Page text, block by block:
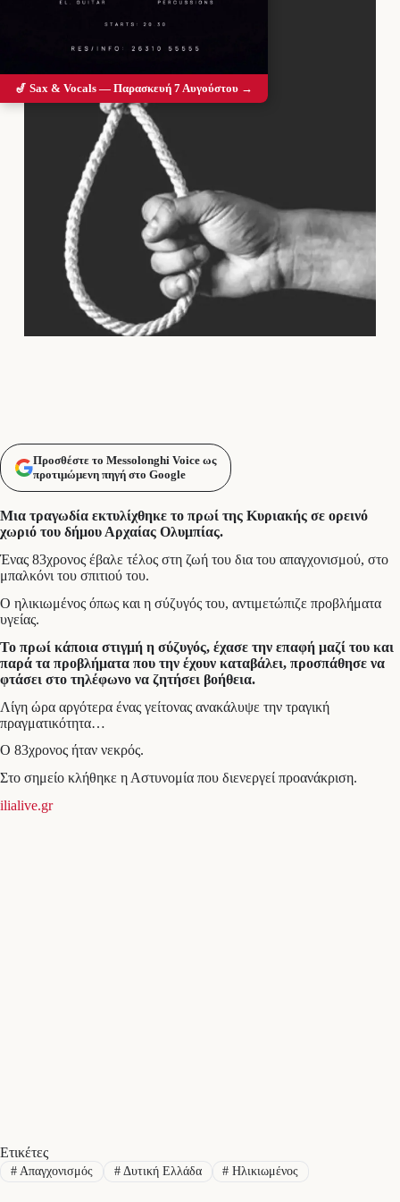
Προσθέστε το Messolonghi Voice ως
προτιμώμενη πηγή στο Google
Μια τραγωδία εκτυλίχθηκε το πρωί της Κυριακής σε ορεινό
χωριό του δήμου Αρχαίας Ολυμπίας.
Ένας 83χρονος έβαλε τέλος στη ζωή του δια του απαγχονισμού, στο
μπαλκόνι του σπιτιού του.
Ο ηλικιωμένος όπως και η σύζυγός του, αντιμετώπιζε προβλήματα
υγείας.
Το πρωί κάποια στιγμή η σύζυγός, έχασε την επαφή μαζί του και
παρά τα προβλήματα που την έχουν καταβάλει, προσπάθησε να
φτάσει στο τηλέφωνο να ζητήσει βοήθεια.
Λίγη ώρα αργότερα ένας γείτονας ανακάλυψε την τραγική
πραγματικότητα…
Ο 83χρονος ήταν νεκρός.
Στο σημείο κλήθηκε η Αστυνομία που διενεργεί προανάκριση.
ilialive.gr
Ετικέτες
#Απαγχονισμός #Δυτική Ελλάδα # Ηλικιωμένος
🎷 Sax & Vocals — Παρασκευή 7 Αυγούστου →